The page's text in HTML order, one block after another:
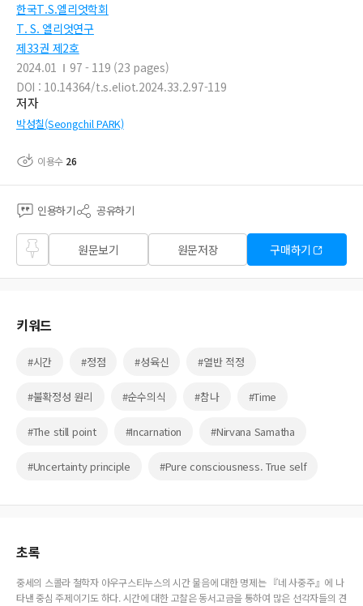
한국T.S.엘리엇학회
T. S. 엘리엇연구
제33권 제2호
2024.01
97 - 119 (23 pages)
DOI : 10.14364/t.s.eliot.2024.33.2.97-119
저자
박성칠(Seongchil PARK)
이용수 26
인용하기 공유하기
즐겨
찾기
원문보기 원문저장 구매하기
키워드
#시간 #정점 #성육신 #열반 적정
#불확정성 원리 #순수의식 #참나 #Time
#The still point #Incarnation #Nirvana Samatha
#Uncertainty principle #Pure consciousness. True self
초록
중세의 스콜라 철학자 아우구스티누스의 시간 물음에 대한 명제는 『네 사중주』에 나
타낸 중심 주제이기도 하다. 시간에 대한 고찰은 동서고금을 통하여 많은 선각자들의 견